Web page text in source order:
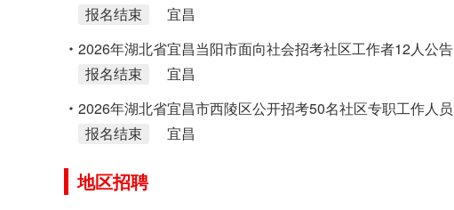
公告
报名结束
宜昌
2026年湖北省宜昌当阳市面向社会招考社区工作者12人公告
报名结束
宜昌
2026年湖北省宜昌市西陵区公开招考50名社区专职工作人员
(网格员)公告
报名结束
宜昌
地区招聘